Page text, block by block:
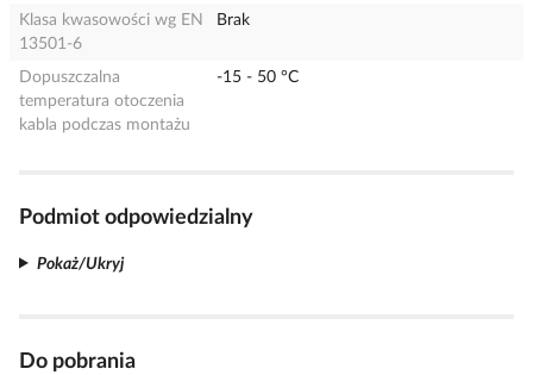
Klasa kwasowości wg EN
13501-6
Brak
Dopuszczalna
temperatura otoczenia
kabla podczas montażu
-15 - 50 °C
Podmiot odpowiedzialny
Pokaż/Ukryj
Do pobrania